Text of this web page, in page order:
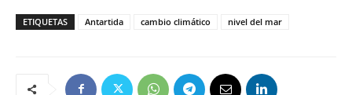
ETIQUETAS Antartida cambio climático nivel del mar